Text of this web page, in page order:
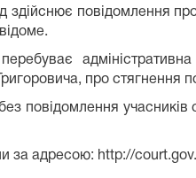
повідомлення
про стягнення
повідомлення учасників
за адресою: http://